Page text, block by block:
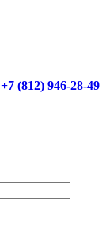
+7 (812) 946-28-49